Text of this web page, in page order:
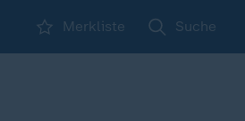
Merkliste Suche